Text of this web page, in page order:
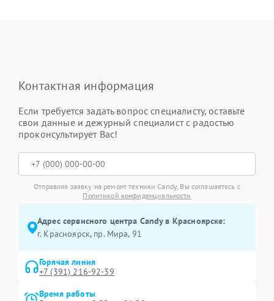
Контактная информация
Если требуется задать вопрос специалисту, оставьте
свои данные и дежурный специалист с радостью
проконсультирует Вас!
Отправляя заявку на ремонт техники Candy, Вы соглашаетесь с
Политикой конфиденциальности
Адрес сервисного центра Candy в Красноярске:
г. Красноярск, ​пр. Мира, 91
Горячая линия
+7 (391) 216-92-39
Время работы